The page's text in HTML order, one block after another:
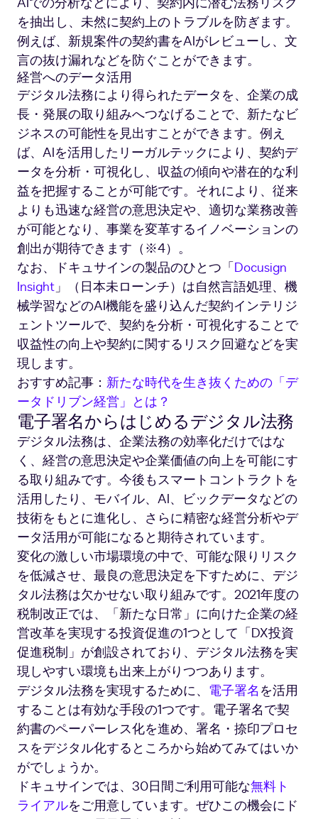
を抽出し、未然に契約上のトラブルを防ぎます。
例えば、新規案件の契約書をAIがレビューし、文
言の抜け漏れなどを防ぐことができます。
経営へのデータ活用
デジタル法務により得られたデータを、企業の成
長・発展の取り組みへつなげることで、新たなビ
ジネスの可能性を見出すことができます。例え
ば、AIを活用したリーガルテックにより、契約デ
ータを分析・可視化し、収益の傾向や潜在的な利
益を把握することが可能です。それにより、従来
よりも迅速な経営の意思決定や、適切な業務改善
が可能となり、事業を変革するイノベーションの
創出が期待できます（※4）。
なお、ドキュサインの製品のひとつ「Docusign
Insight」（日本未ローンチ）は自然言語処理、機
械学習などのAI機能を盛り込んだ契約インテリジ
ェントツールで、契約を分析・可視化することで
収益性の向上や契約に関するリスク回避などを実
現します。
おすすめ記事： 新たな時代を生き抜くための「デ
ータドリブン経営」とは？
電子署名からはじめるデジタル法務
デジタル法務は、企業法務の効率化だけではな
く、経営の意思決定や企業価値の向上を可能にす
る取り組みです。今後もスマートコントラクトを
活用したり、モバイル、AI、ビックデータなどの
技術をもとに進化し、さらに精密な経営分析やデ
ータ活用が可能になると期待されています。
変化の激しい市場環境の中で、可能な限りリスク
を低減させ、最良の意思決定を下すために、デジ
タル法務は欠かせない取り組みです。2021年度の
税制改正では、「新たな日常」に向けた企業の経
営改革を実現する投資促進の1つとして「DX投資
促進税制」が創設されており、デジタル法務を実
現しやすい環境も出来上がりつつあります。
デジタル法務を実現するために、 電子署名 を活用
することは有効な手段の1つです。電子署名で契
約書のペーパーレス化を進め、署名・捺印プロセ
スをデジタル化するところから始めてみてはいか
がでしょうか。
ドキュサインでは、30日間ご利用可能な無料ト
ライアルをご用意しています。ぜひこの機会にド